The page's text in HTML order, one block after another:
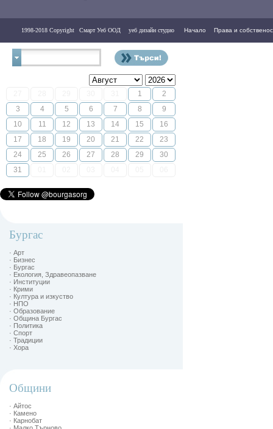
1998-2018 Copyright Смарт Уеб ООД уеб дизайн студио Начало Права и
1
2
3
4 5 6 7 8
9
10
11 12 13 14 15
16
17
18 19 20 21 22
23
24
25 26 27 28 29
30
31
Бургас
· Арт
· Бизнес
· Бургас
· Екология, Здравеопазване
· Институции
· Крими
· Култура и изкуство
· НПО
· Образование
· Община Бургас
· Политика
· Спорт
· Традиции
· Хора
Общини
· Айтос
· Камено
· Карнобат